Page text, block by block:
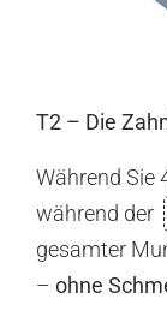
T2 – Die
Während Sie
während der
gesamter
– ohne